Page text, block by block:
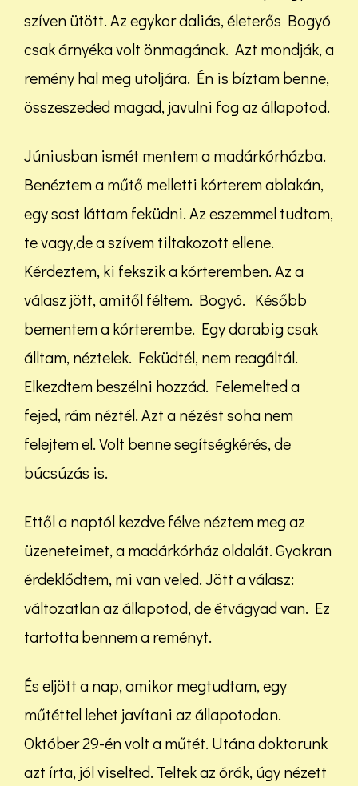
szíven ütött. Az egykor daliás, életerős Bogyó
csak árnyéka volt önmagának. Azt mondják, a
remény hal meg utoljára. Én is bíztam benne,
összeszeded magad, javulni fog az állapotod.
Júniusban ismét mentem a madárkórházba.
Benéztem a műtő melletti kórterem ablakán,
egy sast láttam feküdni. Az eszemmel tudtam,
te vagy,de a szívem tiltakozott ellene.
Kérdeztem, ki fekszik a kórteremben. Az a
válasz jött, amitől féltem. Bogyó. Később
bementem a kórterembe. Egy darabig csak
álltam, néztelek. Feküdtél, nem reagáltál.
Elkezdtem beszélni hozzád. Felemelted a
fejed, rám néztél. Azt a nézést soha nem
felejtem el. Volt benne segítségkérés, de
búcsúzás is.
Ettől a naptól kezdve félve néztem meg az
üzeneteimet, a madárkórház oldalát. Gyakran
érdeklődtem, mi van veled. Jött a válasz:
változatlan az állapotod, de étvágyad van. Ez
tartotta bennem a reményt.
És eljött a nap, amikor megtudtam, egy
műtéttel lehet javítani az állapotodon.
Október 29-én volt a műtét. Utána doktorunk
azt írta, jól viselted. Teltek az órák, úgy nézett